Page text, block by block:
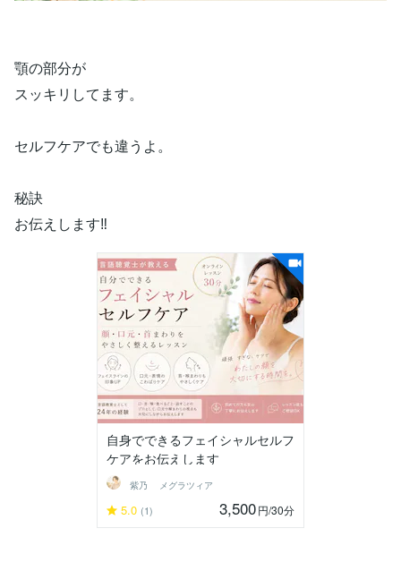
顎の部分が
スッキリしてます。
セルフケアでも違うよ。
秘訣
お伝えします‼️
自身でできるフェイシャルセルフ
ケアをお伝えします
紫乃 メグラツィア
5.0 (1) 3,500円/30分